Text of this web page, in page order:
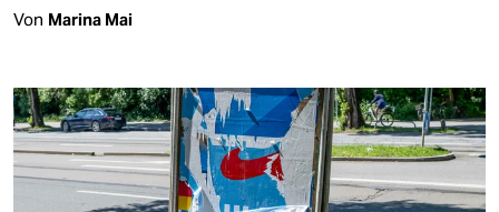
Von Marina Mai